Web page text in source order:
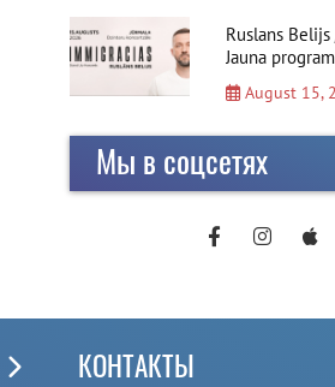
Ruslans
Jauna
August 15,
Мы в соцсетях
КОНТАКТЫ